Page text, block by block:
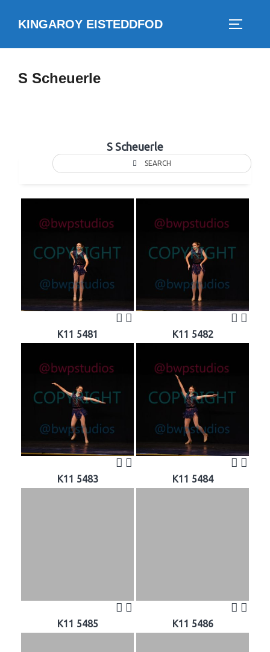
KINGAROY EISTEDDFOD
S Scheuerle
S Scheuerle
SEARCH
K11 5481 K11 5482
K11 5483 K11 5484
K11 5485 K11 5486